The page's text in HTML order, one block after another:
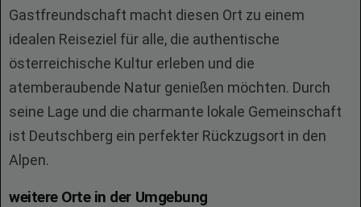
Gastfreundschaft macht diesen Ort zu einem
idealen Reiseziel für alle, die authentische
österreichische Kultur erleben und die
atemberaubende Natur genießen möchten. Durch
seine Lage und die charmante lokale Gemeinschaft
ist Deutschberg ein perfekter Rückzugsort in den
Alpen.
weitere Orte in der Umgebung